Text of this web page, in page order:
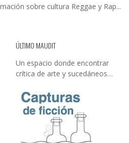
sobre cultura Reggae y Rap...
ÚLTIMO MAUDIT
Un espacio donde encontrar
crítica de arte y sucedáneos…